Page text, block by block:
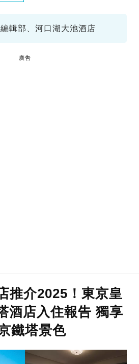
輯部、河口湖大池酒店
廣告
推介2025！東京皇
酒店入住報告 獨享
鐵塔景色